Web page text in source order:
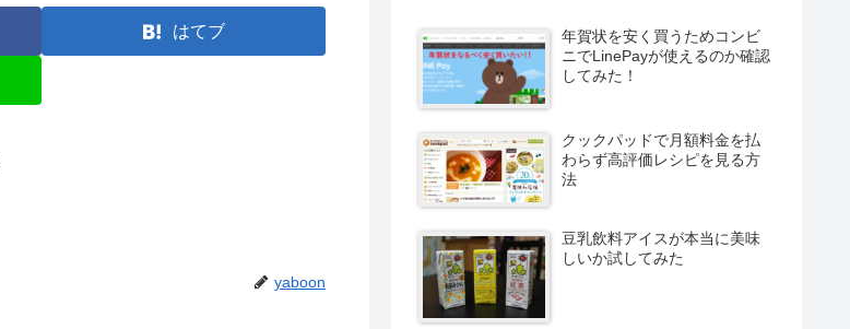
はてブ
yaboon
年賀状を安く買うためコンビ
ニでLinePayが使えるのか確認
してみた！
クックパッドで月額料金を払
わらず高評価レシピを見る方
法
豆乳飲料アイスが本当に美味
しいか試してみた